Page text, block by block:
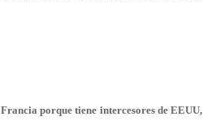
porque tiene intercesores de EEUU,